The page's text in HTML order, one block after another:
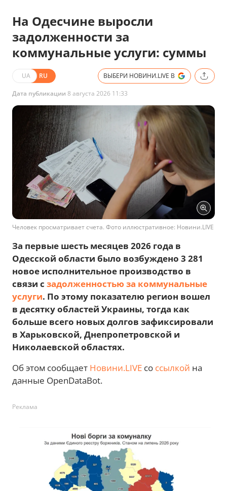
На Одесчине выросли
задолженности за
коммунальные услуги: суммы
UA RU ВЫБЕРИ НОВИНИ.LIVE В
Дата публикации 8 августа 2026 11:33
Человек просматривает счета. Фото иллюстративное: Новини.LIVE
За первые шесть месяцев 2026 года в
Одесской области было возбуждено 3 281
новое исполнительное производство в
связи с задолженностью за коммунальные
услуги. По этому показателю регион вошел
в десятку областей Украины, тогда как
больше всего новых долгов зафиксировали
в Харьковской, Днепропетровской и
Николаевской областях.
Об этом сообщает Новини.LIVE со ссылкой на
данные OpenDataBot.
Реклама